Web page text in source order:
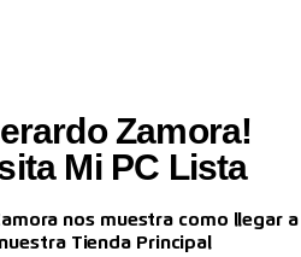
Zamora!
Mi PC Lista
nos muestra como llegar a
nuestra Tienda Principal